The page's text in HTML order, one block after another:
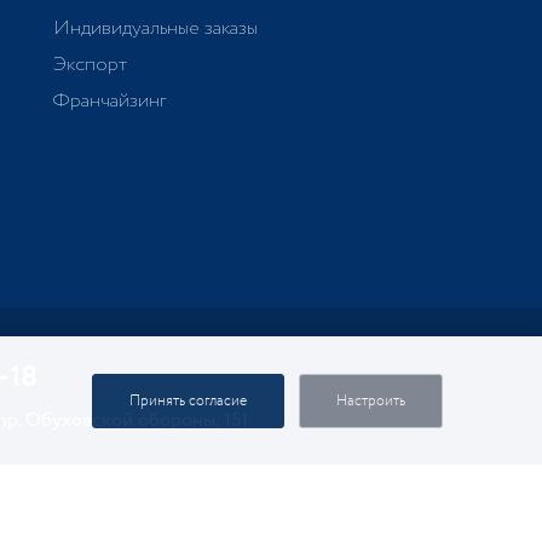
Индивидуальные заказы
Экспорт
Франчайзинг
Обуховской обороны, 151
Принять согласие Настроить